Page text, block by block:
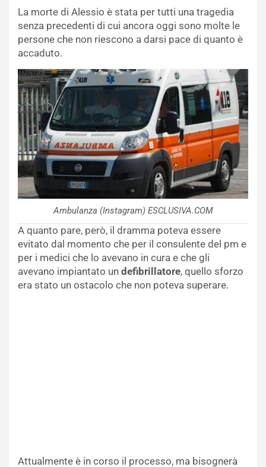
La morte di Alessio è stata per tutti una tragedia
senza precedenti di cui ancora oggi sono molte le
persone che non riescono a darsi pace di quanto è
accaduto.
Ambulanza (Instagram) ESCLUSIVA.COM
A quanto pare, però, il dramma poteva essere
evitato dal momento che per il consulente del pm e
per i medici che lo avevano in cura e che gli
avevano impiantato un defibrillatore, quello sforzo
era stato un ostacolo che non poteva superare.
Attualmente è in corso il processo, ma bisognerà